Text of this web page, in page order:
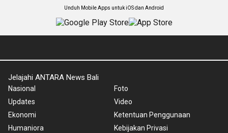
Unduh Mobile Apps untuk iOS dan Android
Jelajahi ANTARA News Bali
Nasional
Updates
Ekonomi
Humaniora
Foto
Video
Ketentuan Penggunaan
Kebijakan Privasi